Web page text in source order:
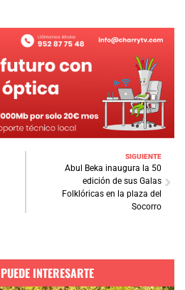
SIGUIENTE
Abul Beka inaugura la 50
edición de sus Galas
Folklóricas en la plaza del
Socorro
INTERESARTE